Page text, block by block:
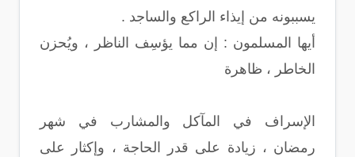
يسببونه من إيذاء الراكع والساجد .
أيها المسلمون : إن مما يؤسِف الناظر ، ويُحزن
الخاطر ، ظاهرة
الإسراف في المآكل والمشارب في شهر
رمضان ، زيادة على قدر الحاجة ، وإكثار على